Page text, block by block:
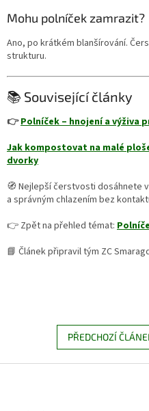
Mohu polníček zamrazit?
Ano, po krátkém blanšírování.
strukturu.
📚 Související články
👉Polníček – hnojení a výživa
Jak kompostovat na malé
dvorky
🧭 Nejlepší čerstvosti dosáhnete
a správným chlazením bez
👉 Zpět na přehled témat:
📘 Článek připravil tým ZC
PŘEDCHOZÍ